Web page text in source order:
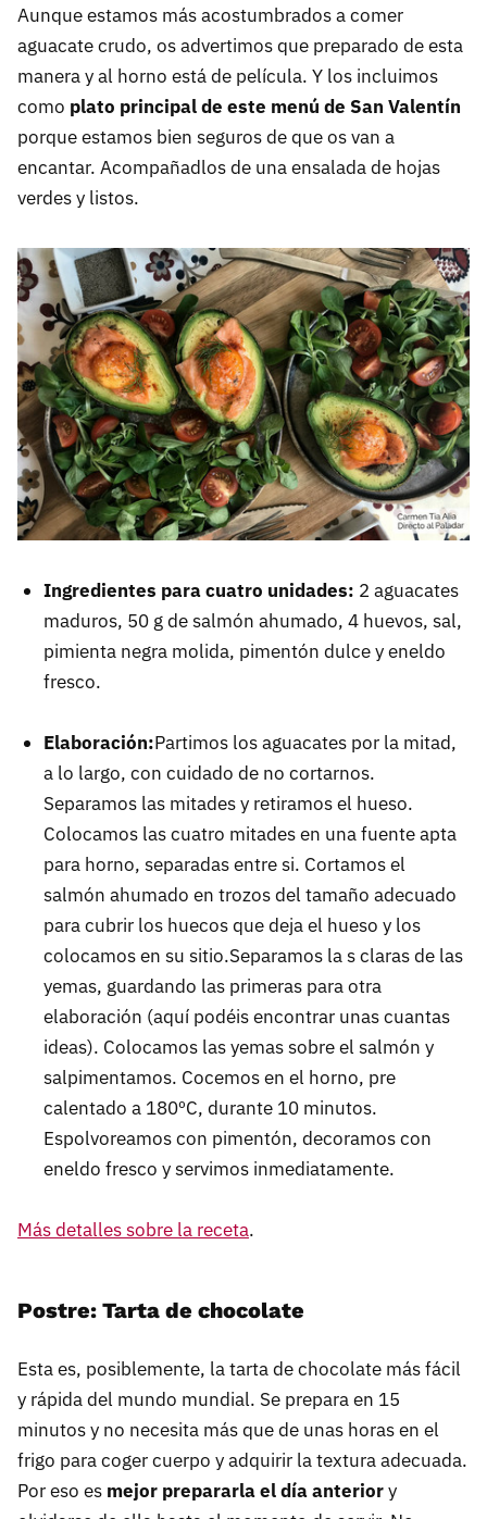
Aunque estamos más acostumbrados a comer
aguacate crudo, os advertimos que preparado de esta
manera y al horno está de película. Y los incluimos
como plato principal de este menú de San Valentín
porque estamos bien seguros de que os van a
encantar. Acompañadlos de una ensalada de hojas
verdes y listos.
Ingredientes para cuatro unidades: 2 aguacates
maduros, 50 g de salmón ahumado, 4 huevos, sal,
pimienta negra molida, pimentón dulce y eneldo
fresco.
Elaboración:Partimos los aguacates por la mitad,
a lo largo, con cuidado de no cortarnos.
Separamos las mitades y retiramos el hueso.
Colocamos las cuatro mitades en una fuente apta
para horno, separadas entre si. Cortamos el
salmón ahumado en trozos del tamaño adecuado
para cubrir los huecos que deja el hueso y los
colocamos en su sitio.Separamos la s claras de las
yemas, guardando las primeras para otra
elaboración (aquí podéis encontrar unas cuantas
ideas). Colocamos las yemas sobre el salmón y
salpimentamos. Cocemos en el horno, pre
calentado a 180ºC, durante 10 minutos.
Espolvoreamos con pimentón, decoramos con
eneldo fresco y servimos inmediatamente.
Más detalles sobre la receta.
Postre: Tarta de chocolate
Esta es, posiblemente, la tarta de chocolate más fácil
y rápida del mundo mundial. Se prepara en 15
minutos y no necesita más que de unas horas en el
frigo para coger cuerpo y adquirir la textura adecuada.
Por eso es mejor prepararla el día anteriory